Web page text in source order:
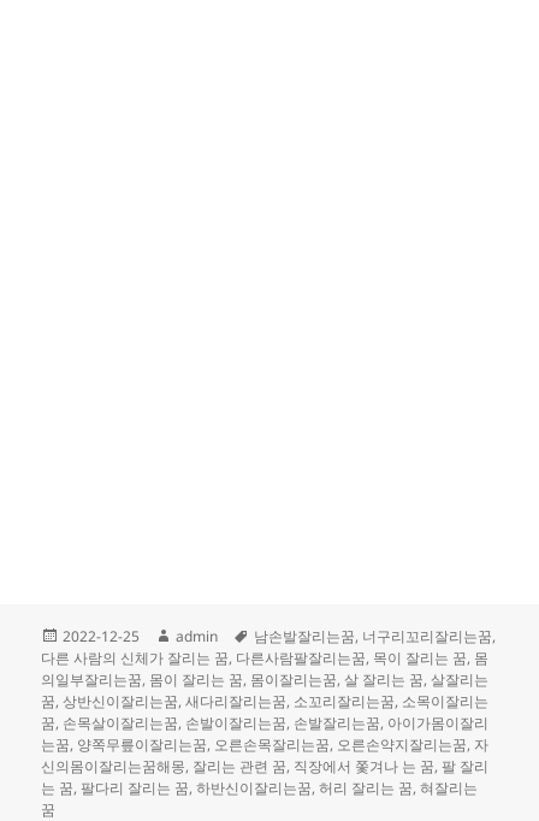
작
성
일
자
2022-12-25
글
쓴
이
admin
태
그
남손발잘리는꿈, 너구리꼬리잘리는꿈,
다른 사람의 신체가 잘리는 꿈, 다른사람팔잘리는꿈, 목이 잘리는 꿈, 몸
의일부잘리는꿈, 몸이 잘리는 꿈, 몸이잘리는꿈, 살 잘리는 꿈, 살잘리는
꿈,상반신이잘리는꿈,새다리잘리는꿈, 소꼬리잘리는꿈, 소목이잘리는
꿈, 손목살이잘리는꿈, 손발이잘리는꿈, 손발잘리는꿈, 아이가몸이잘리
는꿈, 양쪽무릎이잘리는꿈, 오른손목잘리는꿈, 오른손약지잘리는꿈, 자
신의몸이잘리는꿈해몽, 잘리는 관련 꿈, 직장에서 쫓겨나 는 꿈,팔 잘리
는 꿈,팔다리 잘리는 꿈,하반신이잘리는꿈,허리 잘리는 꿈,혀잘리는
꿈